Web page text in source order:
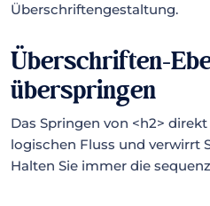
Überschriftengestaltung.
Überschriften-
überspringen
Das Springen von <h2>
logischen Fluss und verwirrt
Halten Sie immer die